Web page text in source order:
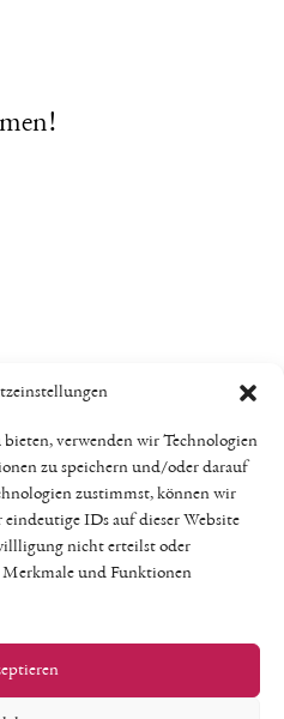
verwenden wir Technologien
zu speichern und/oder darauf
zustimmst, können wir
IDs auf dieser Website
nicht erteilst oder
und Funktionen
status=“closed“]
[affiliates_referrals
status=“closed“]